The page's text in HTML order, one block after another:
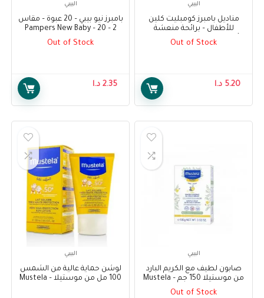
البيبي
مناديل بامبرز كومبليت كلين
للأطفال – برائحة منعشة
للأطفال ، 64 منديل – Pampers
Out of Stock
5.20 د.ا
البيبي
بامبرز نيو بيبي – 20 عبوة – مقاس
2 – Pampers New Baby – 20
Pack – Size 2
Out of Stock
2.35 د.ا
البيبي
صابون لطيف مع الكريم البارد
من موستيلا 150 جم – Mustela
Gentle Soap with Cold Cream
Out of Stock
البيبي
لوشن حماية عالية من الشمس
100 مل من موستيلا – Mustela